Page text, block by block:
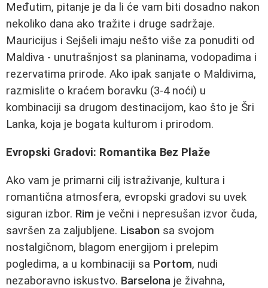
Međutim, pitanje je da li će vam biti dosadno nakon
nekoliko dana ako tražite i druge sadržaje.
Mauricijus i Sejšeli imaju nešto više za ponuditi od
Maldiva - unutrašnjost sa planinama, vodopadima i
rezervatima prirode. Ako ipak sanjate o Maldivima,
razmislite o kraćem boravku (3-4 noći) u
kombinaciji sa drugom destinacijom, kao što je Šri
Lanka, koja je bogata kulturom i prirodom.
Evropski Gradovi: Romantika Bez Plaže
Ako vam je primarni cilj istraživanje, kultura i
romantična atmosfera, evropski gradovi su uvek
siguran izbor. Rim je večni i nepresušan izvor čuda,
savršen za zaljubljene. Lisabon sa svojom
nostalgičnom, blagom energijom i prelepim
pogledima, a u kombinaciji sa Portom, nudi
nezaboravno iskustvo. Barselona je živahna,